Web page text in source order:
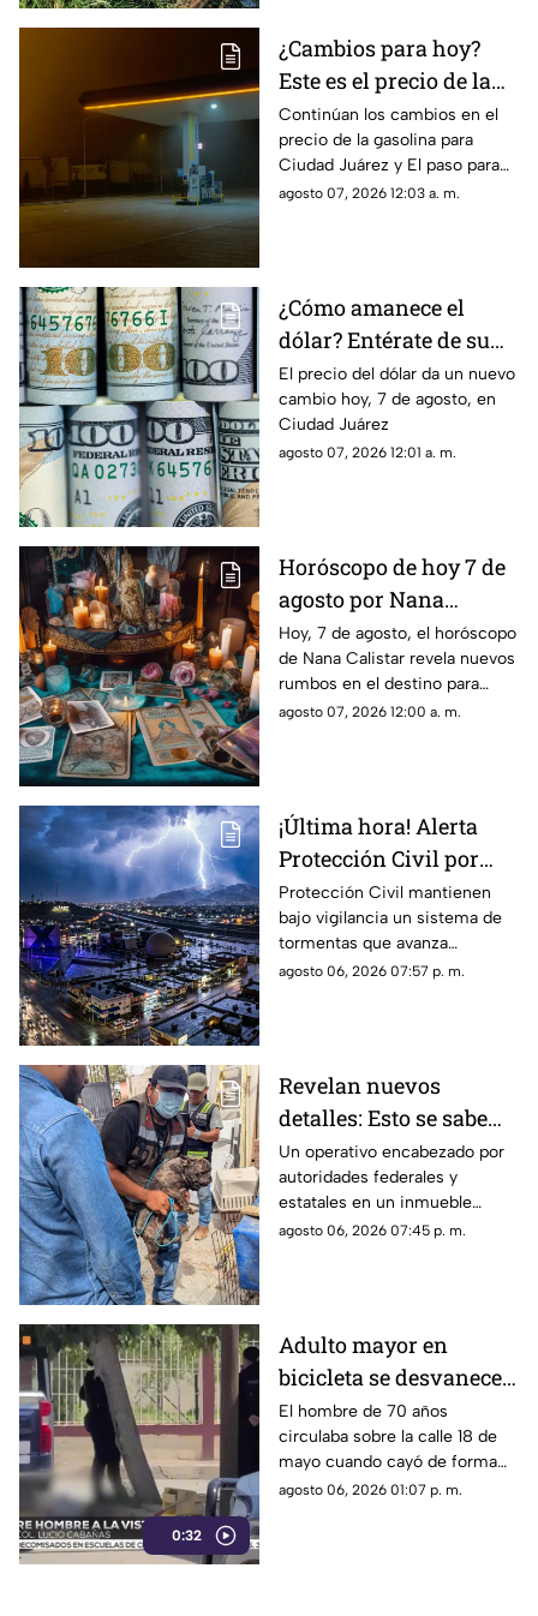
¿Cambios para hoy?
Este es el precio de la
gasolina para Ciudad
Juárez y El Paso
Continúan los cambios en el
precio de la gasolina para
Ciudad Juárez y El paso para
hoy, 7 de agosto
agosto 07, 2026 12:03 a. m.
¿Cómo amanece el
dólar? Entérate de su
precio hoy, 7 de agosto,
en Ciudad Juárez
El precio del dólar da un nuevo
cambio hoy, 7 de agosto, en
Ciudad Juárez
agosto 07, 2026 12:01 a. m.
Horóscopo de hoy 7 de
agosto por Nana
Calistar: Este será tu
mejor beneficio
Hoy, 7 de agosto, el horóscopo
de Nana Calistar revela nuevos
rumbos en el destino para
estos signos
agosto 07, 2026 12:00 a. m.
¡Última hora! Alerta
Protección Civil por
tormenta que se acerca
a Ciudad Juárez y El
Paso: piden extremar
precauciones
Protección Civil mantienen
bajo vigilancia un sistema de
tormentas que avanza
lentamente hacia el suroeste y
agosto 06, 2026 07:57 p. m.
Revelan nuevos
detalles: Esto se sabe
sobre el hallazgo de un
lagarto y un tigre de
bengala en un
autolavado de Juárez
Un operativo encabezado por
autoridades federales y
estatales en un inmueble
habilitado como autolavado en
agosto 06, 2026 07:45 p. m.
0:32
Adulto mayor en
bicicleta se desvanece y
pierde la vida en la
colonia Lucio Cabañas
El hombre de 70 años
circulaba sobre la calle 18 de
mayo cuando cayó de forma
repentina; paramédicos
agosto 06, 2026 01:07 p. m.